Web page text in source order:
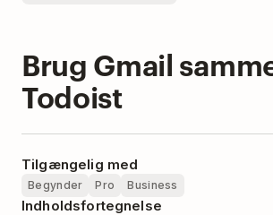
Brug Gmail
Todoist
Tilgængelig med
Begynder Pro Business
Indholdsfortegnelse